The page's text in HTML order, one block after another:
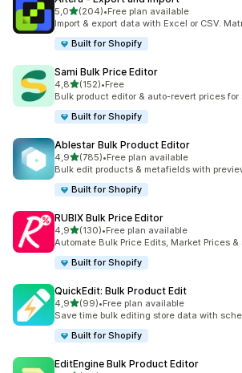
5,05 yıldız üzerinden
(204)
toplam 204 değerlendirme
•Free plan available
Import & export data with Excel or CSV.
Built for Shopify
Sami Bulk Price Editor
4,85 yıldız üzerinden
(152)
toplam 152 değerlendirme
•Free
Bulk product editor & auto-revert prices
Built for Shopify
Ablestar Bulk Product Editor
4,95 yıldız üzerinden
(785)
toplam 785 değerlendirme
•Free plan available
Bulk edit products & metafields with
Built for Shopify
RUBIX Bulk Price Editor
4,95 yıldız üzerinden
(130)
toplam 130 değerlendirme
•Free plan available
Automate Bulk Price Edits, Market Prices
Built for Shopify
QuickEdit: Bulk Product Edit
4,95 yıldız üzerinden
(99)
toplam 99 değerlendirme
•Free plan available
Save time bulk editing store data with
Built for Shopify
EditEngine Bulk Product Editor